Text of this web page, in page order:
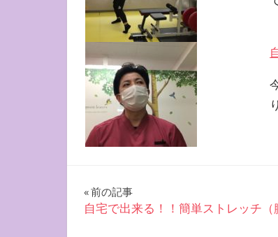
投
稿
前の記事
自宅で出来る！！簡単ストレッチ（